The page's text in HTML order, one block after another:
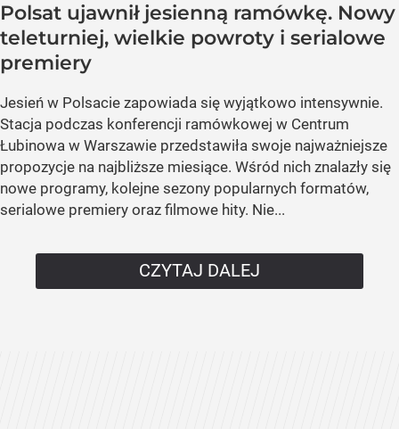
Polsat ujawnił jesienną ramówkę. Nowy
teleturniej, wielkie powroty i serialowe
premiery
Jesień w Polsacie zapowiada się wyjątkowo intensywnie.
Stacja podczas konferencji ramówkowej w Centrum
Łubinowa w Warszawie przedstawiła swoje najważniejsze
propozycje na najbliższe miesiące. Wśród nich znalazły się
nowe programy, kolejne sezony popularnych formatów,
serialowe premiery oraz filmowe hity. Nie...
CZYTAJ DALEJ